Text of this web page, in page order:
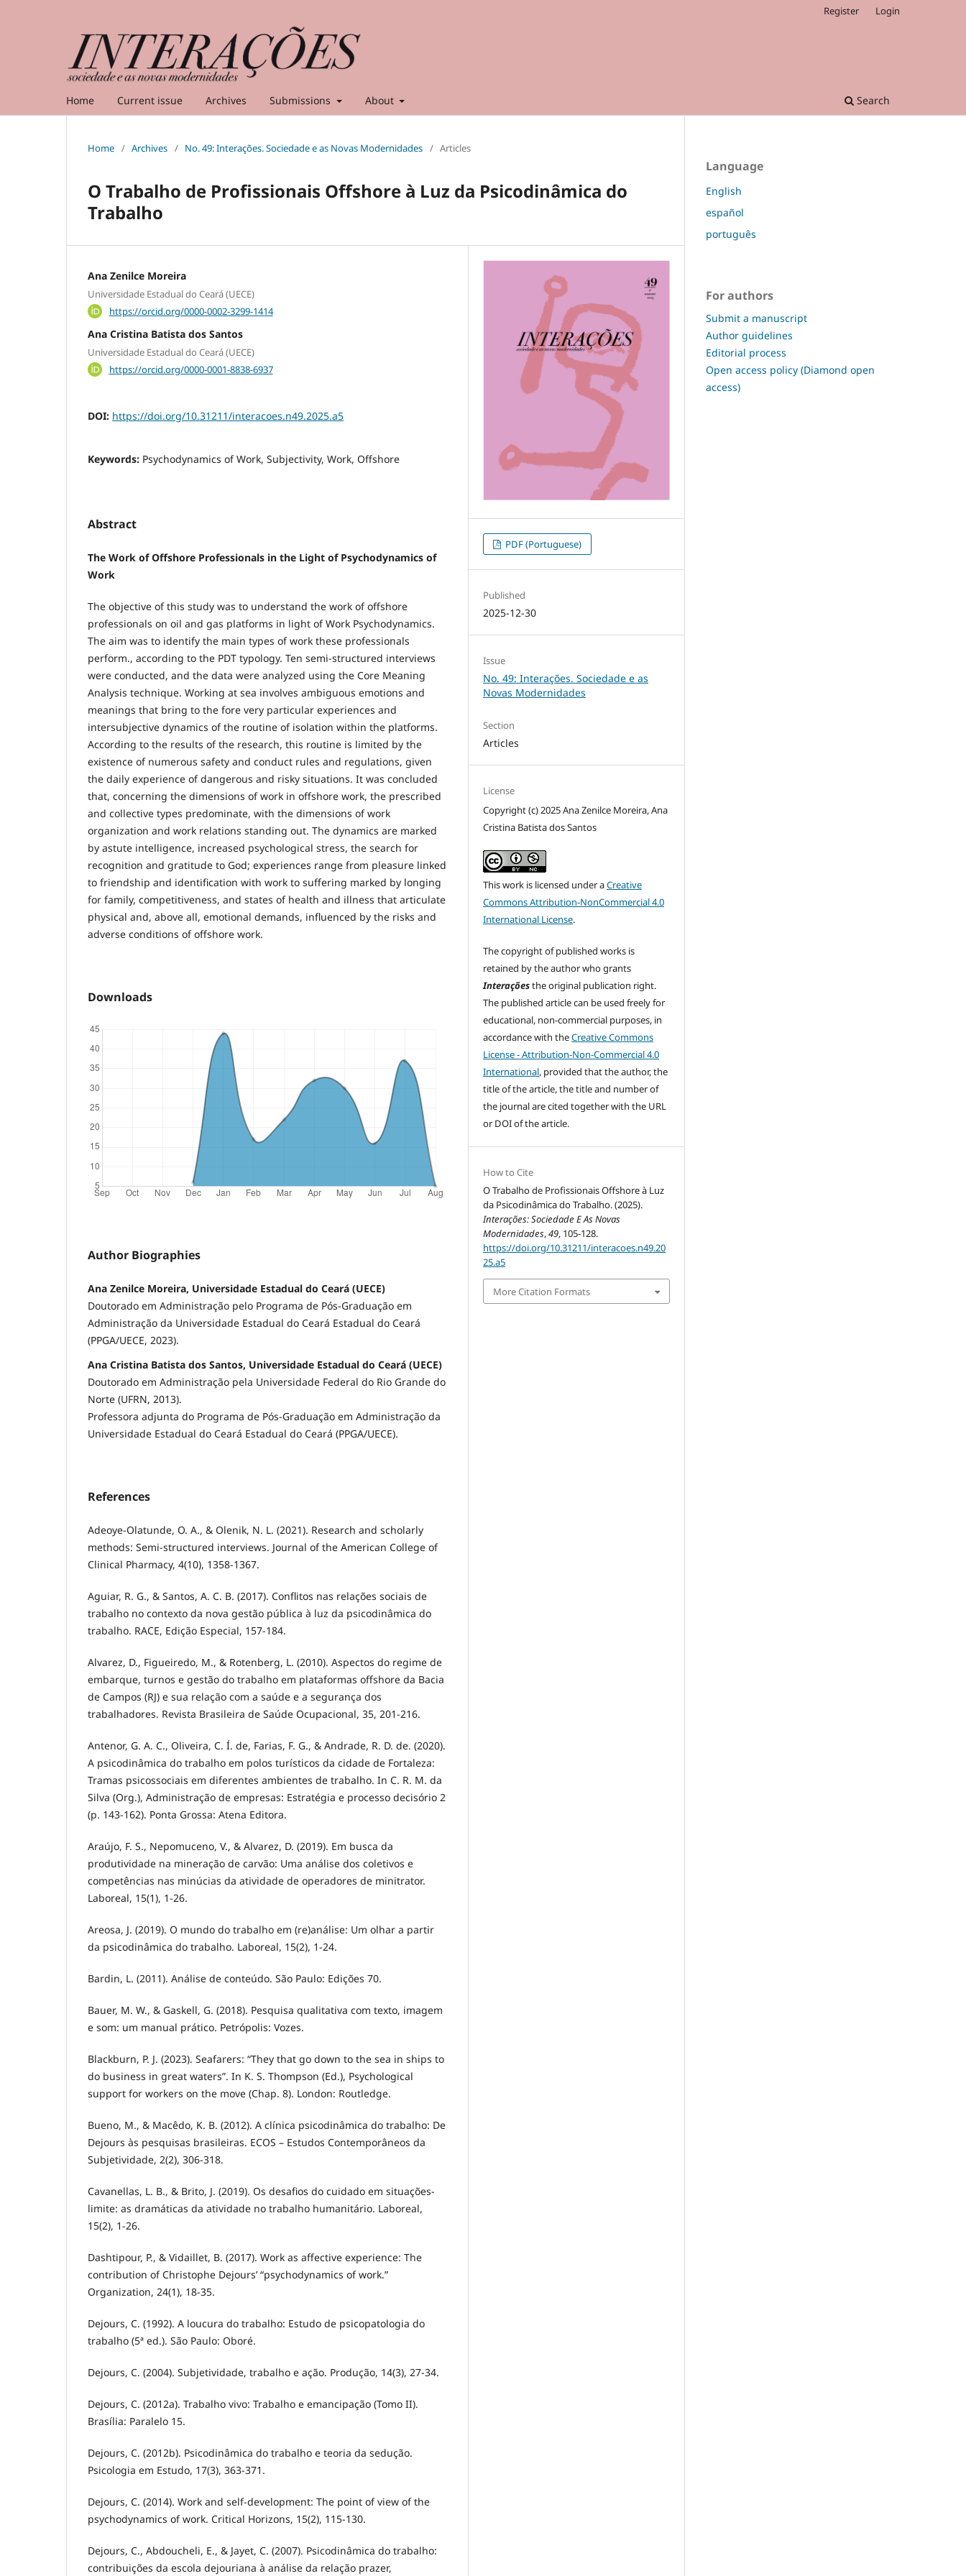
Home Current issue Archives Submissions About Search
Register Login
Home / Archives / No. 49: Interações. Sociedade e as Novas Modernidades / Articles
O Trabalho de Profissionais Offshore à Luz da Psicodinâmica do
Trabalho
Ana Zenilce Moreira
Universidade Estadual do Ceará (UECE)
https://orcid.org/0000-0002-3299-1414
Ana Cristina Batista dos Santos
Universidade Estadual do Ceará (UECE)
https://orcid.org/0000-0001-8838-6937
DOI: https://doi.org/10.31211/interacoes.n49.2025.a5
Keywords: Psychodynamics of Work, Subjectivity, Work, Offshore
Abstract
The Work of Offshore Professionals in the Light of Psychodynamics of
Work
The objective of this study was to understand the work of offshore
professionals on oil and gas platforms in light of Work Psychodynamics.
The aim was to identify the main types of work these professionals
perform., according to the PDT typology. Ten semi-structured interviews
were conducted, and the data were analyzed using the Core Meaning
Analysis technique. Working at sea involves ambiguous emotions and
meanings that bring to the fore very particular experiences and
intersubjective dynamics of the routine of isolation within the platforms.
According to the results of the research, this routine is limited by the
existence of numerous safety and conduct rules and regulations, given
the daily experience of dangerous and risky situations. It was concluded
that, concerning the dimensions of work in offshore work, the prescribed
and collective types predominate, with the dimensions of work
organization and work relations standing out. The dynamics are marked
by astute intelligence, increased psychological stress, the search for
recognition and gratitude to God; experiences range from pleasure linked
to friendship and identification with work to suffering marked by longing
for family, competitiveness, and states of health and illness that articulate
physical and, above all, emotional demands, influenced by the risks and
adverse conditions of offshore work.
Downloads
Author Biographies
Ana Zenilce Moreira, Universidade Estadual do Ceará (UECE)
Doutorado em Administração pelo Programa de Pós-Graduação em
Administração da Universidade Estadual do Ceará Estadual do Ceará
(PPGA/UECE, 2023).
Ana Cristina Batista dos Santos, Universidade Estadual do Ceará (UECE)
Doutorado em Administração pela Universidade Federal do Rio Grande do
Norte (UFRN, 2013).
Professora adjunta do Programa de Pós-Graduação em Administração da
Universidade Estadual do Ceará Estadual do Ceará (PPGA/UECE).
References
Adeoye‐Olatunde, O. A., & Olenik, N. L. (2021). Research and scholarly
methods: Semi‐structured interviews. Journal of the American College of
Clinical Pharmacy, 4(10), 1358-1367.
Aguiar, R. G., & Santos, A. C. B. (2017). Conflitos nas relações sociais de
trabalho no contexto da nova gestão pública à luz da psicodinâmica do
trabalho. RACE, Edição Especial, 157-184.
Alvarez, D., Figueiredo, M., & Rotenberg, L. (2010). Aspectos do regime de
embarque, turnos e gestão do trabalho em plataformas offshore da Bacia
de Campos (RJ) e sua relação com a saúde e a segurança dos
trabalhadores. Revista Brasileira de Saúde Ocupacional, 35, 201-216.
Antenor, G. A. C., Oliveira, C. Í. de, Farias, F. G., & Andrade, R. D. de. (2020).
A psicodinâmica do trabalho em polos turísticos da cidade de Fortaleza:
Tramas psicossociais em diferentes ambientes de trabalho. In C. R. M. da
Silva (Org.), Administração de empresas: Estratégia e processo decisório 2
(p. 143-162). Ponta Grossa: Atena Editora.
Araújo, F. S., Nepomuceno, V., & Alvarez, D. (2019). Em busca da
produtividade na mineração de carvão: Uma análise dos coletivos e
competências nas minúcias da atividade de operadores de minitrator.
Laboreal, 15(1), 1-26.
Areosa, J. (2019). O mundo do trabalho em (re)análise: Um olhar a partir
da psicodinâmica do trabalho. Laboreal, 15(2), 1-24.
Bardin, L. (2011). Análise de conteúdo. São Paulo: Edições 70.
Bauer, M. W., & Gaskell, G. (2018). Pesquisa qualitativa com texto, imagem
e som: um manual prático. Petrópolis: Vozes.
Blackburn, P. J. (2023). Seafarers: “They that go down to the sea in ships to
do business in great waters”. In K. S. Thompson (Ed.), Psychological
support for workers on the move (Chap. 8). London: Routledge.
Bueno, M., & Macêdo, K. B. (2012). A clínica psicodinâmica do trabalho: De
Dejours às pesquisas brasileiras. ECOS – Estudos Contemporâneos da
Subjetividade, 2(2), 306-318.
Cavanellas, L. B., & Brito, J. (2019). Os desafios do cuidado em situações-
limite: as dramáticas da atividade no trabalho humanitário. Laboreal,
15(2), 1-26.
Dashtipour, P., & Vidaillet, B. (2017). Work as affective experience: The
contribution of Christophe Dejours’ “psychodynamics of work.”
Organization, 24(1), 18-35.
Dejours, C. (1992). A loucura do trabalho: Estudo de psicopatologia do
trabalho (5ª ed.). São Paulo: Oboré.
Dejours, C. (2004). Subjetividade, trabalho e ação. Produção, 14(3), 27-34.
Dejours, C. (2012a). Trabalho vivo: Trabalho e emancipação (Tomo II).
Brasília: Paralelo 15.
Dejours, C. (2012b). Psicodinâmica do trabalho e teoria da sedução.
Psicologia em Estudo, 17(3), 363-371.
Dejours, C. (2014). Work and self-development: The point of view of the
psychodynamics of work. Critical Horizons, 15(2), 115-130.
Dejours, C., Abdoucheli, E., & Jayet, C. (2007). Psicodinâmica do trabalho:
contribuições da escola dejouriana à análise da relação prazer,
PDF (Portuguese)
Published
2025-12-30
Issue
No. 49: Interações. Sociedade e as
Novas Modernidades
Section
Articles
License
Copyright (c) 2025 Ana Zenilce Moreira, Ana
Cristina Batista dos Santos
This work is licensed under aCreative
Commons Attribution-NonCommercial 4.0
International License.
The copyright of published works is
retained by the author who grants
Interaçõesthe original publication right.
The published article can be used freely for
educational, non-commercial purposes, in
accordance with theCreative Commons
License - Attribution-Non-Commercial 4.0
International, provided that the author, the
title of the article, the title and number of
the journal are cited together with the URL
or DOI of the article.
How to Cite
O Trabalho de Profissionais Offshore à Luz
da Psicodinâmica do Trabalho. (2025).
Interações: Sociedade E As Novas
Modernidades,49, 105-128.
https://doi.org/10.31211/interacoes.n49.20
25.a5
More Citation Formats
Language
English
español
português
For authors
Submit a manuscript
Author guidelines
Editorial process
Open access policy (Diamond open
access)